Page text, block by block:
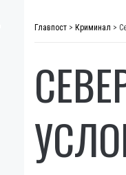
Главпост > Криминал >